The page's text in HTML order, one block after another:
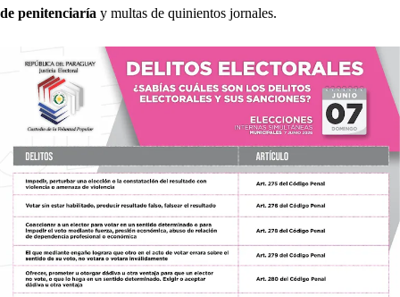
de penitenciaría y multas de quinientos jornales.